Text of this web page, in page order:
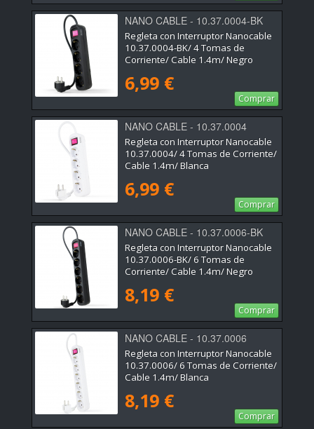
NANO CABLE - 10.37.0004-BK
Regleta con Interruptor Nanocable
10.37.0004-BK/ 4 Tomas de
Corriente/ Cable 1.4m/ Negro
6,99 €
Comprar
NANO CABLE - 10.37.0004
Regleta con Interruptor Nanocable
10.37.0004/ 4 Tomas de Corriente/
Cable 1.4m/ Blanca
6,99 €
Comprar
NANO CABLE - 10.37.0006-BK
Regleta con Interruptor Nanocable
10.37.0006-BK/ 6 Tomas de
Corriente/ Cable 1.4m/ Negro
8,19 €
Comprar
NANO CABLE - 10.37.0006
Regleta con Interruptor Nanocable
10.37.0006/ 6 Tomas de Corriente/
Cable 1.4m/ Blanca
8,19 €
Comprar